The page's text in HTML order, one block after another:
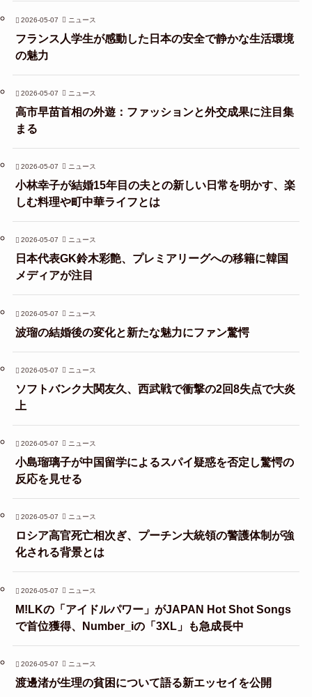
2026-05-07 ニュース
フランス人学生が感動した日本の安全で静かな生活環境
の魅力
2026-05-07 ニュース
高市早苗首相の外遊：ファッションと外交成果に注目集
まる
2026-05-07 ニュース
小林幸子が結婚15年目の夫との新しい日常を明かす、楽
しむ料理や町中華ライフとは
2026-05-07 ニュース
日本代表GK鈴木彩艶、プレミアリーグへの移籍に韓国
メディアが注目
2026-05-07 ニュース
波瑠の結婚後の変化と新たな魅力にファン驚愕
2026-05-07 ニュース
ソフトバンク大関友久、西武戦で衝撃の2回8失点で大炎
上
2026-05-07 ニュース
小島瑠璃子が中国留学によるスパイ疑惑を否定し驚愕の
反応を見せる
2026-05-07 ニュース
ロシア高官死亡相次ぎ、プーチン大統領の警護体制が強
化される背景とは
2026-05-07 ニュース
M!LKの「アイドルパワー」がJAPAN Hot Shot Songs
で首位獲得、Number_iの「3XL」も急成長中
2026-05-07 ニュース
渡邊渚が生理の貧困について語る新エッセイを公開